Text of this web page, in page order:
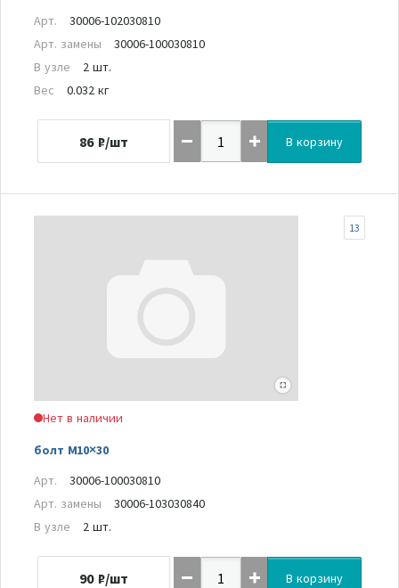
Арт.
30006-102030810
Арт. замены
30006-100030810
В узле
2 шт.
Вес
0.032 кг
86 ₽/шт В корзину
Нет в наличии
болт M10×30
13
Арт.
30006-100030810
Арт. замены
30006-103030840
В узле
2 шт.
90 ₽/шт В корзину